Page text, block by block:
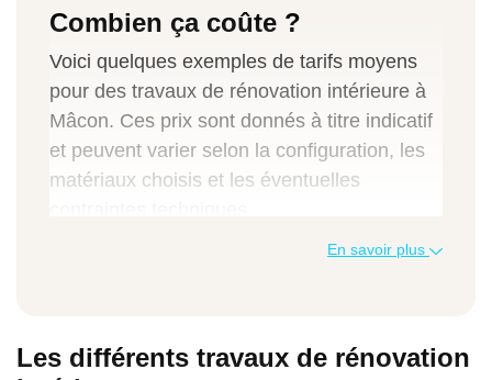
Combien ça coûte ?
Voici quelques exemples de tarifs moyens
pour des travaux de rénovation intérieure à
Mâcon. Ces prix sont donnés à titre indicatif
et peuvent varier selon la configuration, les
matériaux choisis et les éventuelles
Rénovation d’un salonde 25 m² avec
En savoir plus
Les différents travaux de rénovation